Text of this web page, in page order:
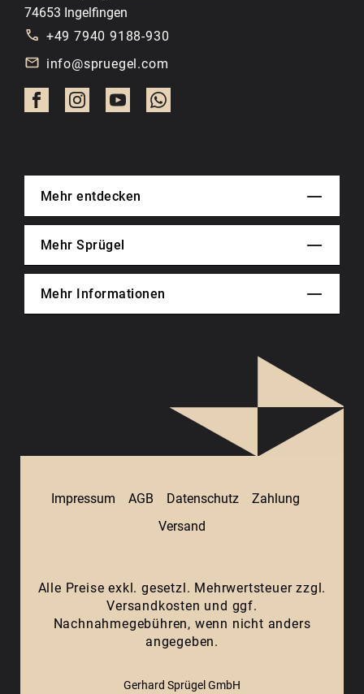
74653 Ingelfingen
+49 7940 9188-930
info@spruegel.com
Mehr entdecken
Mehr Sprügel
Mehr Informationen
Impressum AGB Datenschutz
Zahlung
Versand
Alle Preise exkl. gesetzl. Mehrwertsteuer zzgl.
Versandkosten und ggf.
Nachnahmegebühren, wenn nicht anders
angegeben.
Gerhard Sprügel GmbH